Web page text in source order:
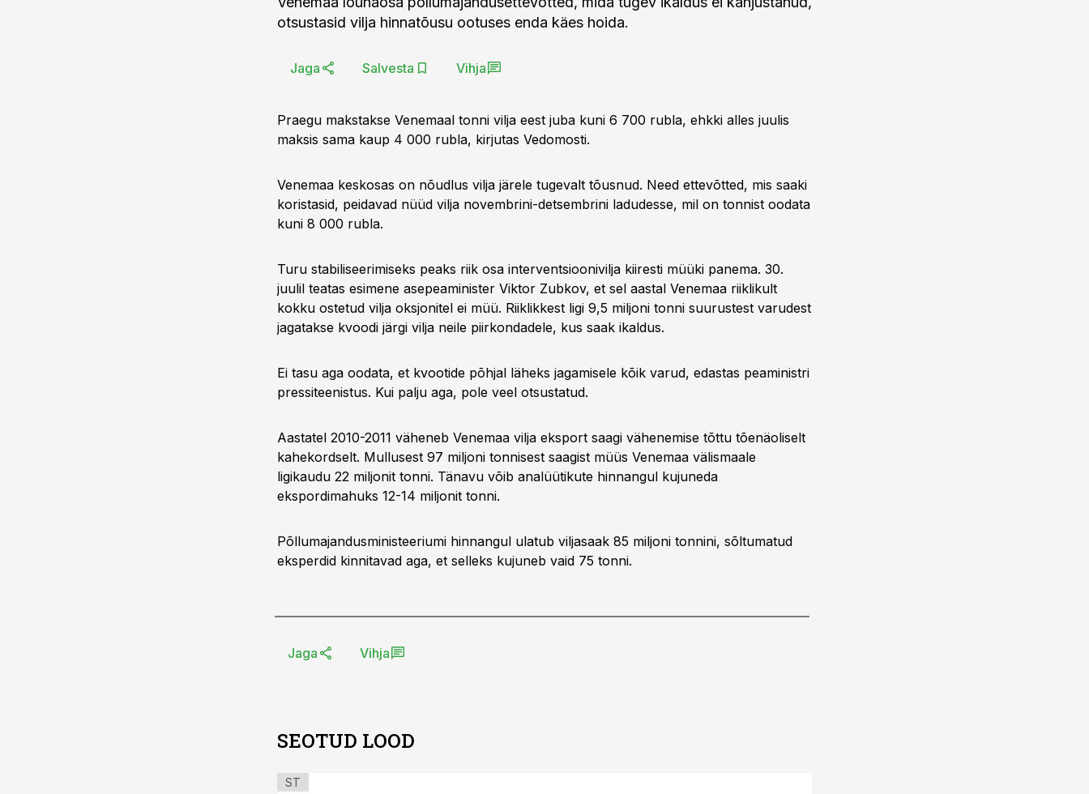
otsustasid vilja hinnatõusu ootuses enda käes hoida.
Jaga Salvesta Vihja
Praegu makstakse Venemaal tonni vilja eest juba kuni 6 700 rubla, ehkki alles juulis
maksis sama kaup 4 000 rubla, kirjutas Vedomosti.
Venemaa keskosas on nõudlus vilja järele tugevalt tõusnud. Need ettevõtted, mis saaki
koristasid, peidavad nüüd vilja novembrini-detsembrini ladudesse, mil on tonnist oodata
kuni 8 000 rubla.
Turu stabiliseerimiseks peaks riik osa interventsioonivilja kiiresti müüki panema. 30.
juulil teatas esimene asepeaminister Viktor Zubkov, et sel aastal Venemaa riiklikult
kokku ostetud vilja oksjonitel ei müü. Riiklikkest ligi 9,5 miljoni tonni suurustest varudest
jagatakse kvoodi järgi vilja neile piirkondadele, kus saak ikaldus.
Ei tasu aga oodata, et kvootide põhjal läheks jagamisele kõik varud, edastas peaministri
pressiteenistus. Kui palju aga, pole veel otsustatud.
Aastatel 2010-2011 väheneb Venemaa vilja eksport saagi vähenemise tõttu tõenäoliselt
kahekordselt. Mullusest 97 miljoni tonnisest saagist müüs Venemaa välismaale
ligikaudu 22 miljonit tonni. Tänavu võib analüütikute hinnangul kujuneda
ekspordimahuks 12-14 miljonit tonni.
Põllumajandusministeeriumi hinnangul ulatub viljasaak 85 miljoni tonnini, sõltumatud
eksperdid kinnitavad aga, et selleks kujuneb vaid 75 tonni.
Jaga Vihja
SEOTUD LOOD
ST